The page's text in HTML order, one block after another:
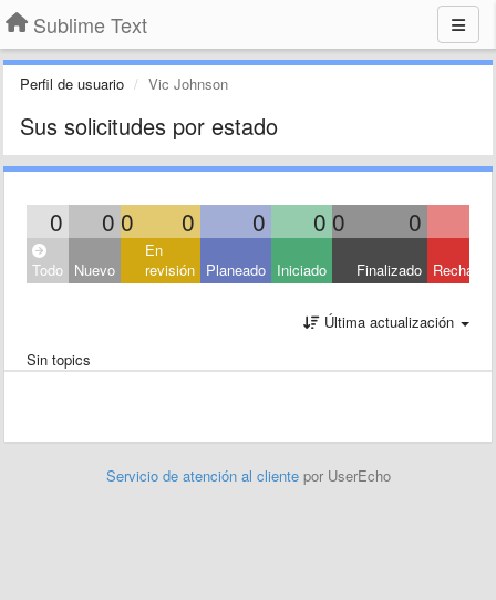
Sublime Text
Perfil de usuario Vic Johnson
Sus solicitudes por estado
0 0 0 0 0 0 0 0
Todo Nuevo
En
revisión Planeado Iniciado Finalizado
Última actualización
Sin topics
Servicio de atención al cliente por UserEcho